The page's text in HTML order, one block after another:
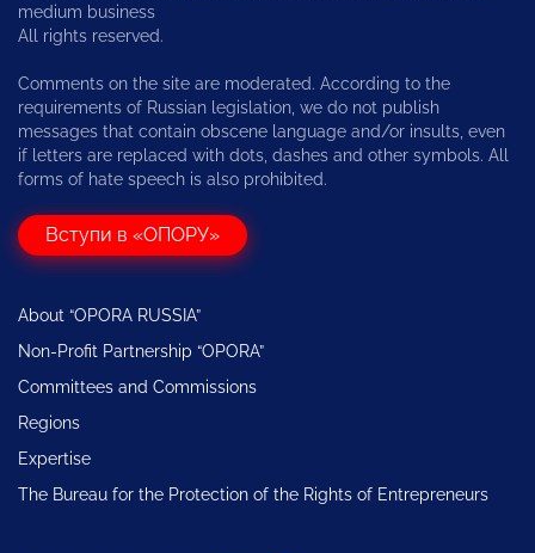
medium business
All rights reserved.
Comments on the site are moderated. According to the
requirements of Russian legislation, we do not publish
messages that contain obscene language and/or insults, even
if letters are replaced with dots, dashes and other symbols. All
forms of hate speech is also prohibited.
Вступи в «ОПОРУ»
About “OPORA RUSSIA”
Non-Profit Partnership “OPORA”
Committees and Commissions
Regions
Expertise
The Bureau for the Protection of the Rights of Entrepreneurs